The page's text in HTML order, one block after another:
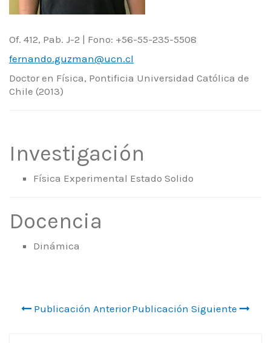
Of. 412, Pab. J-2 | Fono: +56-55-235-5508
fernando.guzman@ucn.cl
Doctor en Física, Pontificia Universidad Católica de
Chile (2013)
Investigación
Física Experimental Estado Solido
Docencia
Dinámica
Publicación AnteriorPublicación Siguiente